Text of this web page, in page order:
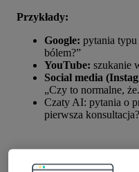
Przykłady:
Google: pytania
bólem?”
YouTube: szukanie
Social media
„Czy to normalne,
Czaty AI: pytania o
pierwsza